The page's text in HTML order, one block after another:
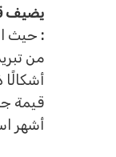
يضيف
حيث
من
أشكالًا
قيمة
أشهر